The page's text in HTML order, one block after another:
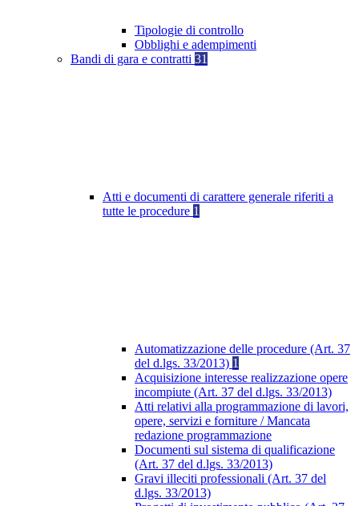
Tipologie di controllo
Obblighi e adempimenti
Bandi di gara e contratti 31
Atti e documenti di carattere generale riferiti a
tutte le procedure 1
Automatizzazione delle procedure (Art. 37
del d.lgs. 33/2013) 1
Acquisizione interesse realizzazione opere
incompiute (Art. 37 del d.lgs. 33/2013)
Atti relativi alla programmazione di lavori,
opere, servizi e forniture / Mancata
redazione programmazione
Documenti sul sistema di qualificazione
(Art. 37 del d.lgs. 33/2013)
Gravi illeciti professionali (Art. 37 del
d.lgs. 33/2013)